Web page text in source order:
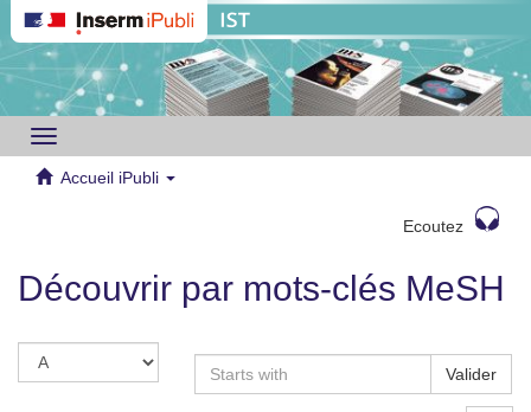
Toggle
navigation
Accueil iPubli
Ecoutez
Découvrir par mots-clés MeSH
Valider